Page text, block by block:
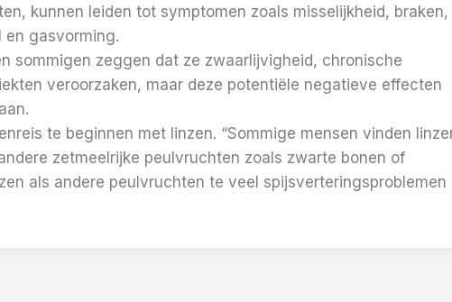
kunnen leiden tot symptomen zoals misselijkheid, braken,
en gasvorming.
sommigen zeggen dat ze zwaarlijvigheid, chronische
veroorzaken, maar deze potentiële negatieve effecten
te beginnen met linzen. “Sommige mensen vinden
zetmeelrijke peulvruchten zoals zwarte bonen of
als andere peulvruchten te veel spijsverteringsproblemen